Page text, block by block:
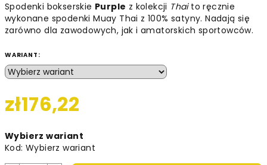
Spodenki bokserskie Purple z kolekcji Thaito ręcznie
wykonane spodenki Muay Thai z 100% satyny. Nadają się
zarówno dla zawodowych, jak i amatorskich sportowców.
WARIANT:
zł176,22
jednostkowa:
Wybierz wariant
Kod: Wybierz wariant